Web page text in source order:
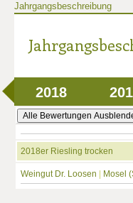
Jahrgangsbeschreibung
2018
Alle Bewertungen
2018er Riesling trocken
Weingut Dr. Loosen Mosel